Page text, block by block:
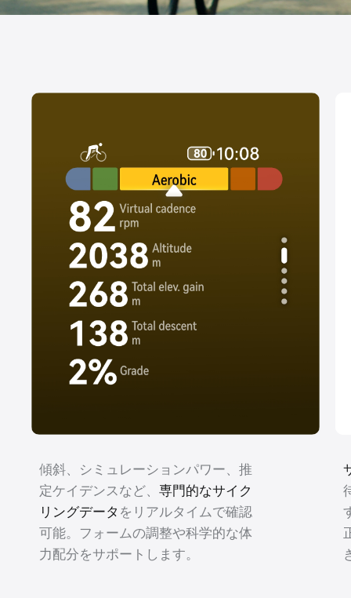
傾斜、シミュレーションパワー、推
定ケイデンスなど、 専門的なサイク
リングデータ をリアルタイムで確認
可能。フォームの調整や科学的な体
力配分をサポートし⁠ま⁠す⁠。